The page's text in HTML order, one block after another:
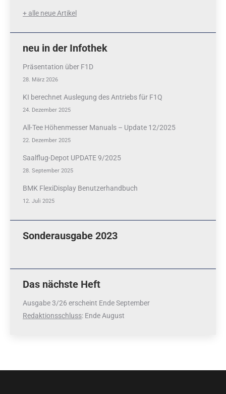
+ alle neue Artikel
neu in der Infothek
Präsentation über F1D
28. März 2026
KI berechnet Auslegung des Antriebs für F1Q
24. Dezember 2025
All-Tee Höhenmesser Manuals – Update 12/2025
22. Dezember 2025
Saalflug-Depot UPDATE 9/2025
28. September 2025
BMK FlexiDisplay Benutzerhandbuch
12. Juli 2025
Sonderausgabe 2023
Das nächste Heft
Ausgabe 3/26 erscheint Ende September
Redaktionsschluss: Ende August